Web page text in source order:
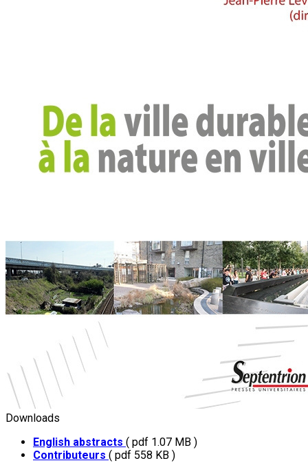
Downloads
English abstracts ( pdf 1.07 MB )
Contributeurs ( pdf 558 KB )